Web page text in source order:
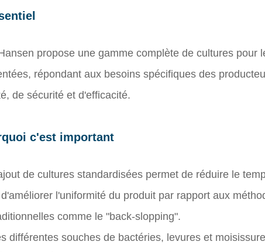
propose une gamme complète de cultures pour
répondant aux besoins spécifiques des
de sécurité et d'efficacité.
c'est important
de cultures standardisées permet de réduire le
l'uniformité du produit par rapport aux
comme le "back-slopping".
différentes souches de bactéries, levures et